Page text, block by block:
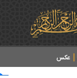
عکس